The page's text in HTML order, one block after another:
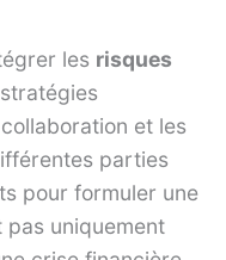
les risques
et les
parties
pour formuler une
pas uniquement